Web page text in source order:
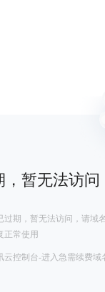
，暂无法访问
过期，暂无法访问，请域
正常使用
云控制台-进入急需续费域